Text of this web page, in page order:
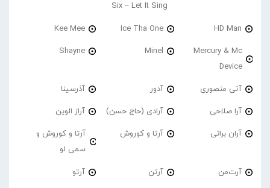
Six – Let It Sing
HD Man
Ice Tha One
Kee Mee
Mercury & Mc
Device
Minel
Shayne
آتی منصوری آدور آذرسینا
آرا صلاحی آرادی (حاج حسن) آراز الوین
آران براتی آرتا و کوروش
آرتا و کوروش و
سمی لو
آرت‌من آرتن آرتو